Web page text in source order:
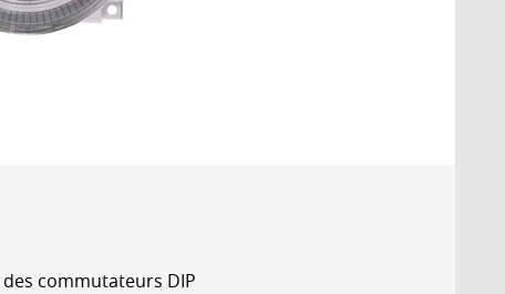
commutateurs DIP